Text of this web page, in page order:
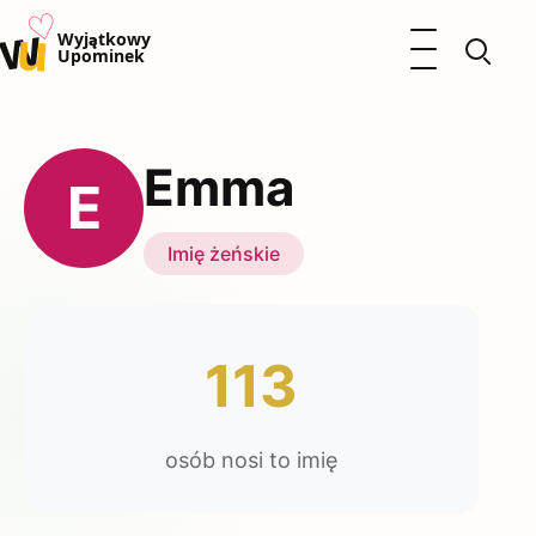
u♡Wyjątkowy
Upominek
Otwórz menu
Kalendarz Imienin
Okazje
Katalog prezentów
E Emma
Imię żeńskie
113
osób nosi to imię